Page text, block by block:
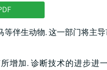
伴生动物. 这一部门将主
增加. 诊断技术的进步进